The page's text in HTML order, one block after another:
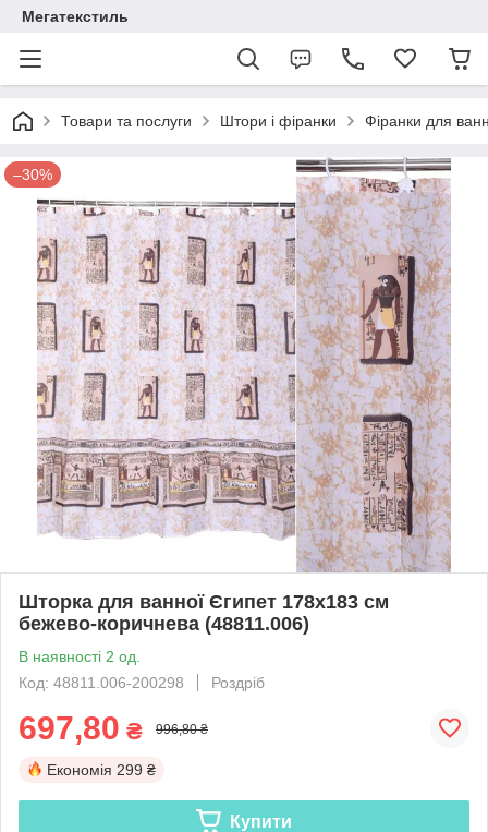
Мегатекстиль
Товари та послуги Штори і фіранки Фіранки для
–30%
Шторка для ванної Єгипет 178х183 см
бежево-коричнева (48811.006)
В наявності 2 од.
Код: 48811.006-200298
Роздріб
697,80 ₴ 996,80 ₴
Економія 299 ₴
Купити